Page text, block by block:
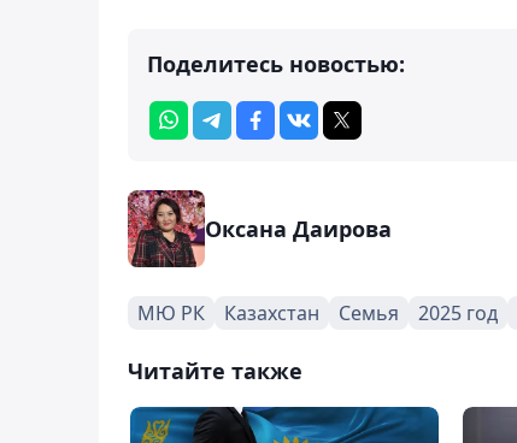
Поделитесь новостью:
Оксана Даирова
МЮ РК Казахстан Семья 2025 год
Читайте также